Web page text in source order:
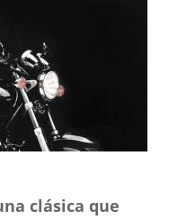
clásica que